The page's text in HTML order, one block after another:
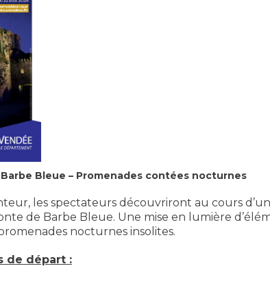
Bleue – Promenades contées nocturnes
les spectateurs découvriront au cours
de Barbe Bleue. Une mise en lumière
nocturnes insolites.
de départ :